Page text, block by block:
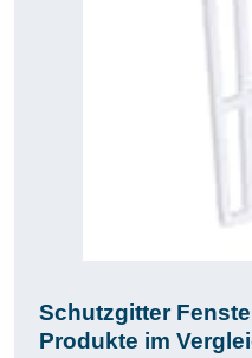
Schutzgitter
Produkte im